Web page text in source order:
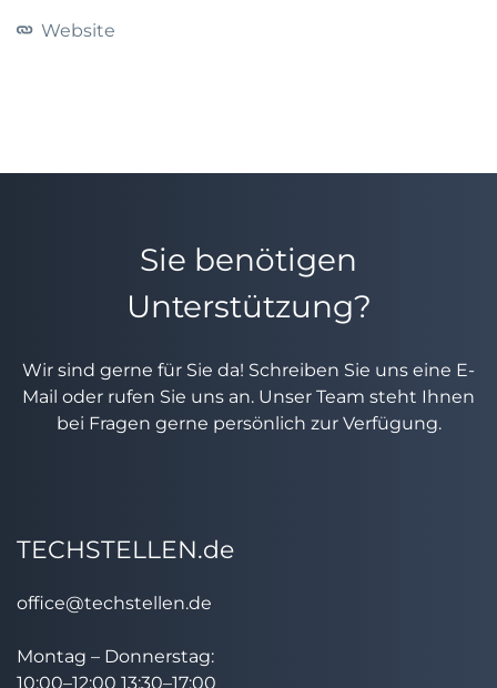
Website
Sie benötigen
Unterstützung?
Wir sind gerne für Sie da! Schreiben Sie uns eine E-
Mail oder rufen Sie uns an. Unser Team steht Ihnen
bei Fragen gerne persönlich zur Verfügung.
TECHSTELLEN.de
office@techstellen.de
Montag – Donnerstag:
10:00–12:00 13:30–17:00